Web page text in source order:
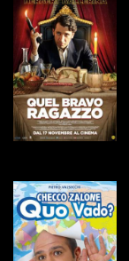
GUARDA IL TRAILER
VAI ALLA SCHEDA
GUARDA IL TRAILER
VAI ALLA SCHEDA